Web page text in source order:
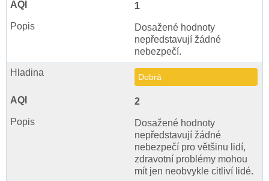
1
Dosažené hodnoty
nepředstavují žádné
nebezpečí.
Dobrá
2
Dosažené hodnoty
nepředstavují žádné
nebezpečí pro většinu lidí,
zdravotní problémy mohou
mít jen neobvykle citliví lidé.